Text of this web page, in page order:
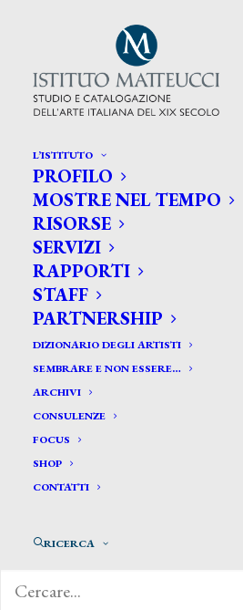
L’ISTITUTO
PROFILO
MOSTRE NEL TEMPO
RISORSE
SERVIZI
RAPPORTI
STAFF
PARTNERSHIP
DIZIONARIO DEGLI ARTISTI
SEMBRARE E NON ESSERE…
ARCHIVI
CONSULENZE
FOCUS
SHOP
CONTATTI
RICERCA
CERCA TRA GLI ARTISTI:
Search
for:
La Volpe Giuseppe